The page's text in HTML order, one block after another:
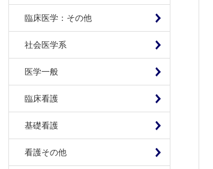
臨床医学：その他
社会医学系
医学一般
臨床看護
基礎看護
看護その他